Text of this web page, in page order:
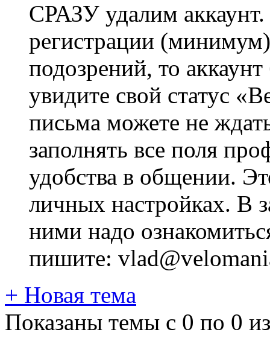
СРАЗУ удалим
регистрации
подозрений, то
увидите свой статус
письма можете не
заполнять все поля
удобства в общении.
личных настройках. В
ними надо
пишите:
+ Новая тема
Показаны темы с 0 по 0